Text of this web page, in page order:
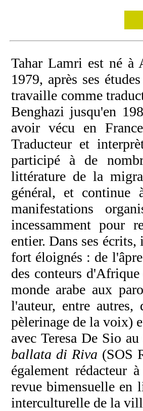
Tahar Lamri est né
1979, après ses
travaille comme
Benghazi jusqu'en
avoir vécu en
Traducteur et
participé à de
littérature de la
général, et continue
manifestations
incessamment pour
entier. Dans ses
fort éloignés : de
des conteurs
monde arabe aux
l'auteur, entre autres,
pèlerinage de la voix)
avec Teresa De Sio
ballata di Riva (SOS
également rédacteur à
revue bimensuelle en
interculturelle de la